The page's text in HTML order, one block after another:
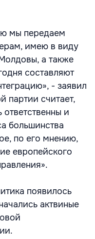
мы передаем
имею в виду
а также
составляют
- заявил
партии считает,
и
большинства
по его мнению,
европейского
появилось
актвиные